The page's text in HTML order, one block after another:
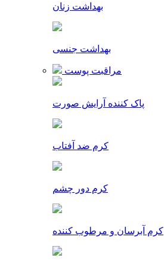
بهداشت زنان
بهداشت جنسی
مراقبت پوست
پاک کننده آرایش صورت
کرم ضد آفتاب
کرم دور چشم
کرم آبرسان و مرطوب کننده